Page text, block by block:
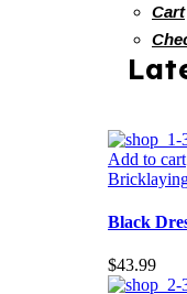
Cart
Add to cart
Black
$43.99